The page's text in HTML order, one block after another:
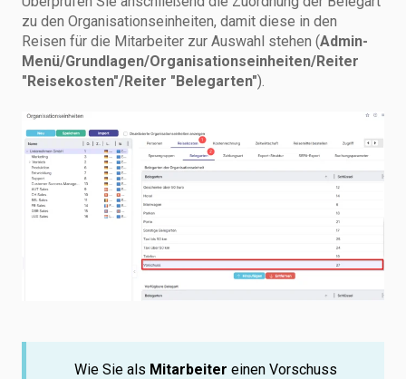
zu den Organisationseinheiten, damit diese in den
Reisen für die Mitarbeiter zur Auswahl stehen (Admin-
Menü/Grundlagen/Organisationseinheiten/Reiter
"Reisekosten"/Reiter "Belegarten").
Wie Sie als Mitarbeiter einen Vorschuss